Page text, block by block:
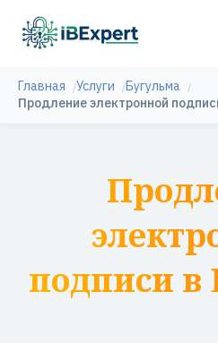
Главная Услуги
Бугульма
Продление электронной
подписи в